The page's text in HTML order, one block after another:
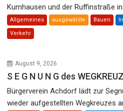
Kumhausen und der Ruffinstraße
Allgemeines ausgewählte Bauen
Verkehr
August 9, 2026
S E G N U N G des
Bürgerverein Achdorf lädt zur
wieder aufgestellten Wegkreuzes